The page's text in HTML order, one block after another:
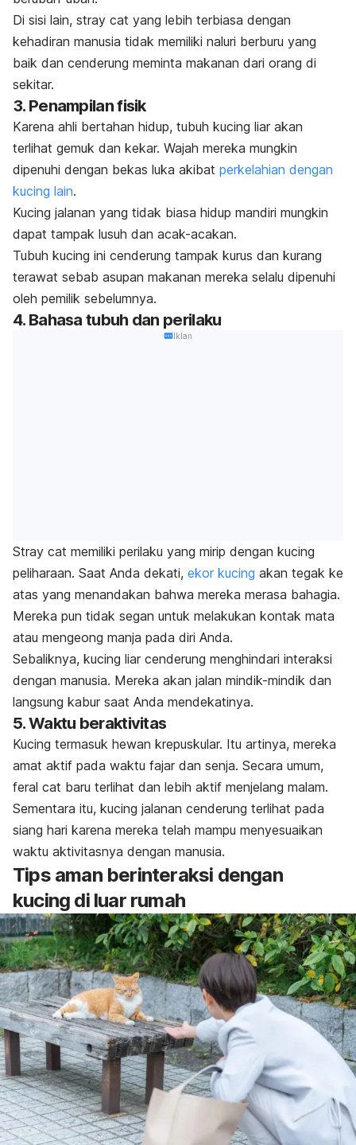
Di sisi lain, stray cat yang lebih terbiasa dengan
kehadiran manusia tidak memiliki naluri berburu yang
baik dan cenderung meminta makanan dari orang di
sekitar.
3. Penampilan fisik
Karena ahli bertahan hidup, tubuh kucing liar akan
terlihat gemuk dan kekar. Wajah mereka mungkin
dipenuhi dengan bekas luka akibat perkelahian dengan
kucing lain.
Kucing jalanan yang tidak biasa hidup mandiri mungkin
dapat tampak lusuh dan acak-acakan.
Tubuh kucing ini cenderung tampak kurus dan kurang
terawat sebab asupan makanan mereka selalu dipenuhi
oleh pemilik sebelumnya.
4. Bahasa tubuh dan perilaku
Iklan
Stray cat memiliki perilaku yang mirip dengan kucing
peliharaan. Saat Anda dekati, ekor kucing akan tegak ke
atas yang menandakan bahwa mereka merasa bahagia.
Mereka pun tidak segan untuk melakukan kontak mata
atau mengeong manja pada diri Anda.
Sebaliknya, kucing liar cenderung menghindari interaksi
dengan manusia. Mereka akan jalan mindik-mindik dan
langsung kabur saat Anda mendekatinya.
5. Waktu beraktivitas
Kucing termasuk hewan krepuskular. Itu artinya, mereka
amat aktif pada waktu fajar dan senja. Secara umum,
feral cat baru terlihat dan lebih aktif menjelang malam.
Sementara itu, kucing jalanan cenderung terlihat pada
siang hari karena mereka telah mampu menyesuaikan
waktu aktivitasnya dengan manusia.
Tips aman berinteraksi dengan
kucing di luar rumah